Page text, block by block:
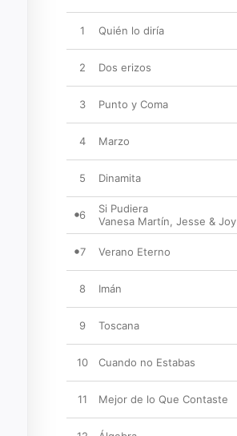
1 Quién lo diría
2 Dos erizos
3 Punto y Coma
4 Marzo
5 Dinamita
6
Si Pudiera
Vanesa Martín, Jesse & Joy
7 Verano Eterno
8 Imán
9 Toscana
10 Cuando no Estabas
11 Mejor de lo Que Contaste